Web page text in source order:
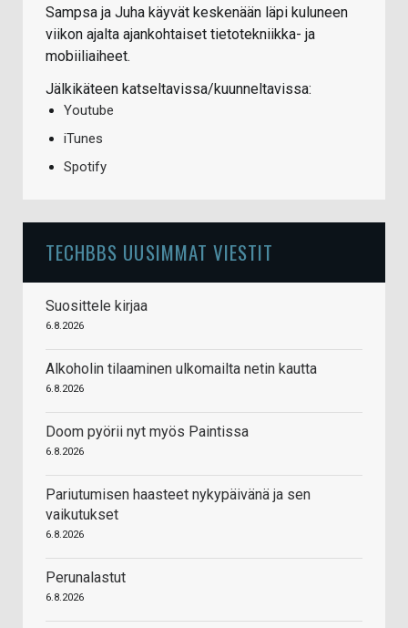
Sampsa ja Juha käyvät keskenään läpi kuluneen
viikon ajalta ajankohtaiset tietotekniikka- ja
mobiiliaiheet.
Jälkikäteen katseltavissa/kuunneltavissa:
Youtube
iTunes
Spotify
TECHBBS UUSIMMAT VIESTIT
Suosittele kirjaa
6.8.2026
Alkoholin tilaaminen ulkomailta netin kautta
6.8.2026
Doom pyörii nyt myös Paintissa
6.8.2026
Pariutumisen haasteet nykypäivänä ja sen
vaikutukset
6.8.2026
Perunalastut
6.8.2026